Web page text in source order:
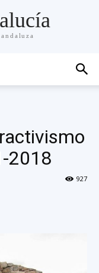
2018
927